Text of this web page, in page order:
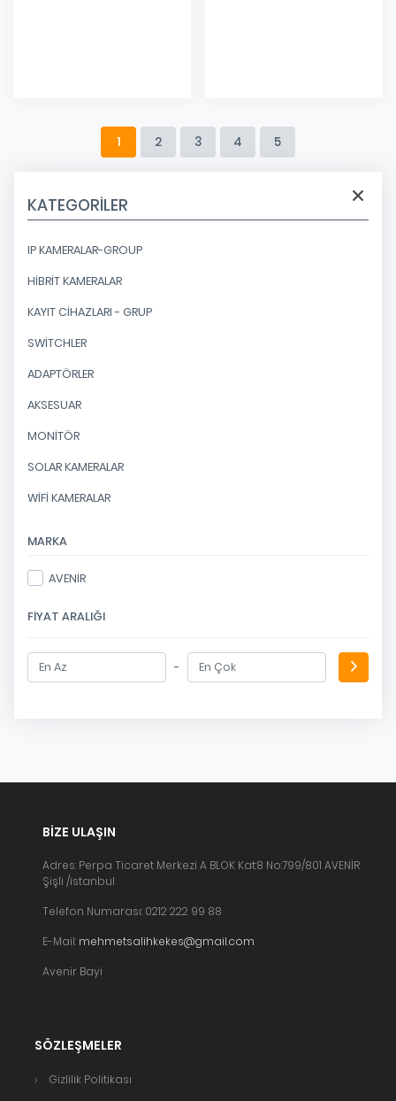
KATEGORILER
IP KAMERALAR-GROUP
HİBRİT KAMERALAR
KAYIT CİHAZLARI - GRUP
SWİTCHLER
ADAPTÖRLER
AKSESUAR
MONİTÖR
SOLAR KAMERALAR
WİFİ KAMERALAR
MARKA
AVENİR
FIYAT ARALIĞI
-
1 2 3 4 5
BIZE ULAŞIN
Adres: Perpa Ticaret Merkezi A BLOK Kat:8 No:799/801 AVENİR
Şişli /istanbul
Telefon Numarası: 0212 222 99 88
E-Mail: mehmetsalihkekes@gmail.com
Avenir Bayi
SÖZLEŞMELER
Gizlilik Politikası